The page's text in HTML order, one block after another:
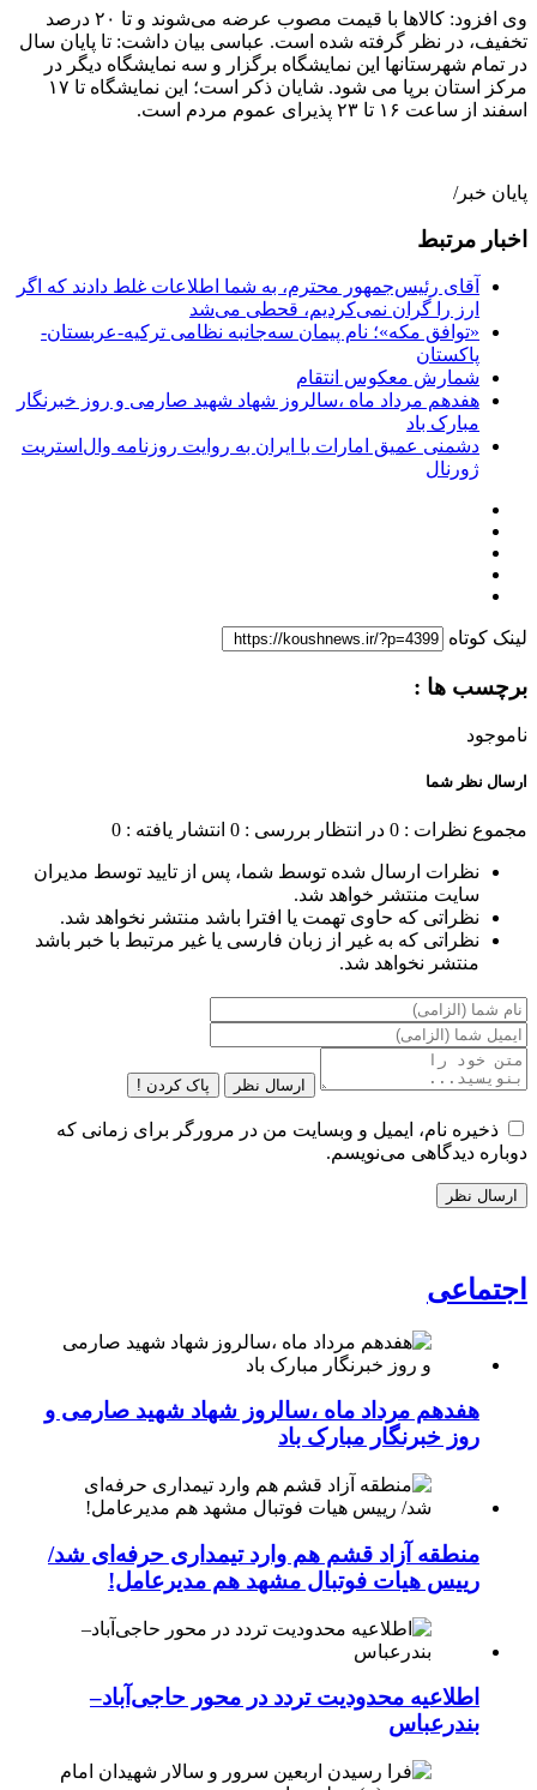
وی افزود: کالا‌ها با قیمت مصوب عرضه می‌شوند و تا ۲۰ درصد
تخفیف، در نظر گرفته شده است. عباسی بیان داشت: تا پایان سال
در تمام شهرستانها این نمایشگاه برگزار و سه نمایشگاه دیگر در
مرکز استان برپا می شود. شایان ذکر است؛ این نمایشگاه تا ۱۷
اسفند از ساعت ۱۶ تا ۲۳ پذیرای عموم مردم است.
پایان خبر/
اخبار مرتبط
آقای رئیس‌جمهور محترم، به شما اطلاعات غلط دادند که اگر
ارز را گران نمی‌کردیم، قحطی می‌شد
«توافق مکه»؛ نام پیمان سه‌جانبه نظامی ترکیه-عربستان-
پاکستان
شمارش معکوس انتقام
هفدهم مرداد ماه ،سالروز شهاد شهید صارمی و روز خبرنگار
مبارک باد
دشمنی عمیق امارات با ایران به روایت روزنامه وال‌استریت
ژورنال
لینک کوتاه
برچسب ها :
ناموجود
ارسال نظر شما
مجموع نظرات : 0 در انتظار بررسی : 0 انتشار یافته : 0
نظرات ارسال شده توسط شما، پس از تایید توسط مدیران
سایت منتشر خواهد شد.
نظراتی که حاوی تهمت یا افترا باشد منتشر نخواهد شد.
نظراتی که به غیر از زبان فارسی یا غیر مرتبط با خبر باشد
منتشر نخواهد شد.
ارسال نظر پاک کردن !
ذخیره نام، ایمیل و وبسایت من در مرورگر برای زمانی که
دوباره دیدگاهی می‌نویسم.
اجتماعی
هفدهم مرداد ماه ،سالروز شهاد شهید صارمی و
روز خبرنگار مبارک باد
منطقه آزاد قشم هم وارد تیمداری حرفه‌ای شد/
رییس هیات فوتبال مشهد هم مدیرعامل!
اطلاعیه محدودیت تردد در محور حاجی‌آباد–
بندرعباس